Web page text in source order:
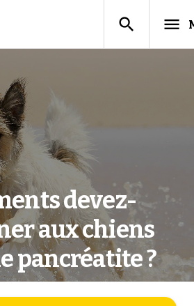
search menu
devez-
aux chiens
pancréatite ?